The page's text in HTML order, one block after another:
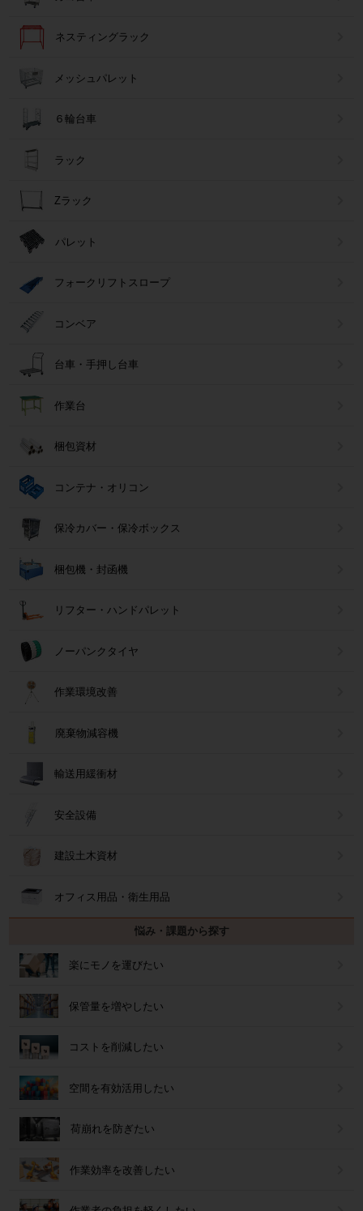
ネスティングラック
メッシュパレット
６輪台車
ラック
Zラック
パレット
フォークリフトスロープ
コンベア
台車・手押し台車
作業台
梱包資材
コンテナ・オリコン
保冷カバー・保冷ボックス
梱包機・封函機
リフター・ハンドパレット
ノーパンクタイヤ
作業環境改善
廃棄物減容機
輸送用緩衝材
安全設備
建設土木資材
オフィス用品・衛生用品
悩み・課題から探す
楽にモノを運びたい
保管量を増やしたい
コストを削減したい
空間を有効活用したい
荷崩れを防ぎたい
作業効率を改善したい